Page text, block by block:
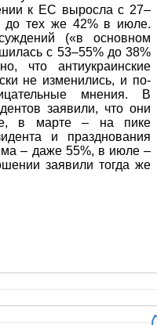
к ЕС выросла с 27–
до тех же 42% в июле.
(«в основном
с 53–55% до 38%
что антиукраинские
не изменились, и по-
мнения. В
заявили, что они
в марте – на пике
и празднования
– даже 55%, в июле –
заявили тогда же